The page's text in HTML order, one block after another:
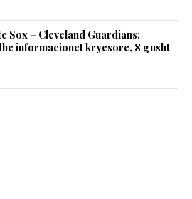
Sox – Cleveland Guardians:
informacionet kryesore, 8 gusht